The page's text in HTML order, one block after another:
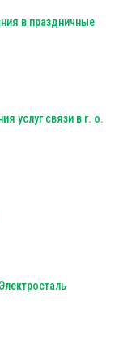
в праздничные
услуг связи в г. о.